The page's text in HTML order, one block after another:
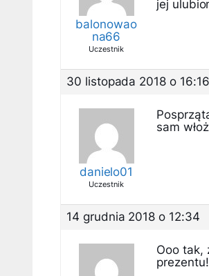
balonowao
na66
Uczestnik
jej
30 listopada 2018 o 16:16
danielo01
Uczestnik
sam
14 grudnia 2018 o 12:34
Ooo tak,
prezentu!